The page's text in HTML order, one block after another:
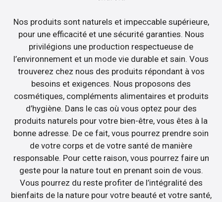
Nos produits sont naturels et impeccable supérieure,
pour une efficacité et une sécurité garanties. Nous
privilégions une production respectueuse de
l’environnement et un mode vie durable et sain. Vous
trouverez chez nous des produits répondant à vos
besoins et exigences. Nous proposons des
cosmétiques, compléments alimentaires et produits
d’hygiène. Dans le cas où vous optez pour des
produits naturels pour votre bien-être, vous êtes à la
bonne adresse. De ce fait, vous pourrez prendre soin
de votre corps et de votre santé de manière
responsable. Pour cette raison, vous pourrez faire un
geste pour la nature tout en prenant soin de vous.
Vous pourrez du reste profiter de l’intégralité des
bienfaits de la nature pour votre beauté et votre santé,